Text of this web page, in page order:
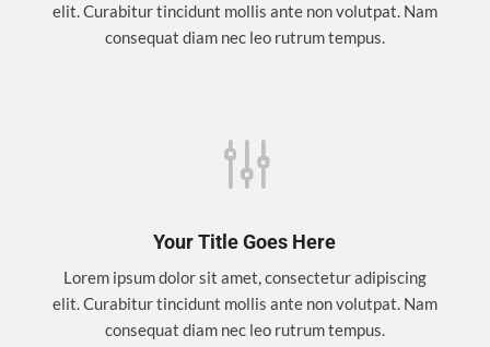
elit. Curabitur tincidunt mollis ante non volutpat. Nam
consequat diam nec leo rutrum tempus.
g
Your Title Goes Here
Lorem ipsum dolor sit amet, consectetur adipiscing
elit. Curabitur tincidunt mollis ante non volutpat. Nam
consequat diam nec leo rutrum tempus.